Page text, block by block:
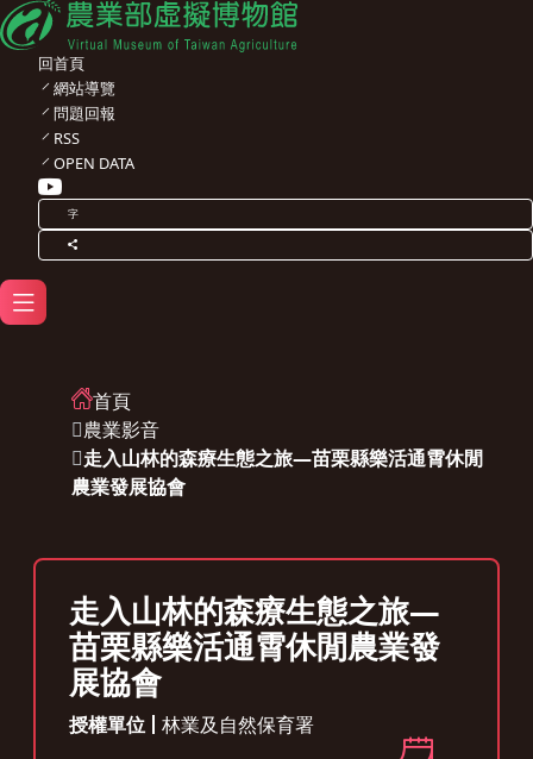
回首頁
網站導覽
問題回報
RSS
OPEN DATA
字
首頁
農業影音
走入山林的森療生態之旅—苗栗縣樂活通霄休閒
農業發展協會
走入山林的森療生態之旅—
苗栗縣樂活通霄休閒農業發
展協會
授權單位 林業及自然保育署